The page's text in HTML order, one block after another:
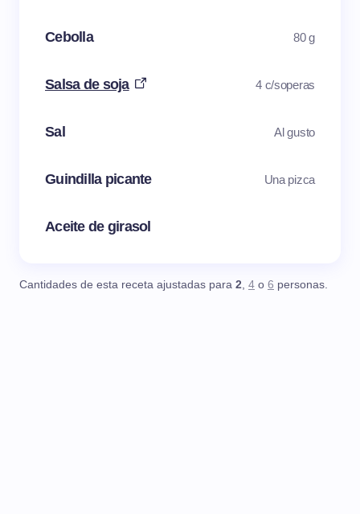
Cebolla 80 g
Salsa de soja 4 c/soperas
Sal Al gusto
Guindilla picante Una pizca
Aceite de girasol
Cantidades de esta receta ajustadas para 2, 4 o 6 personas.